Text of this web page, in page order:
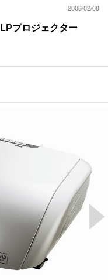
2008/02/08
プロジェクター